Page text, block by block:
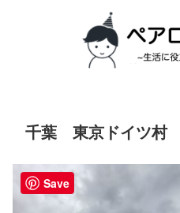
千葉 東京ドイツ村
Save